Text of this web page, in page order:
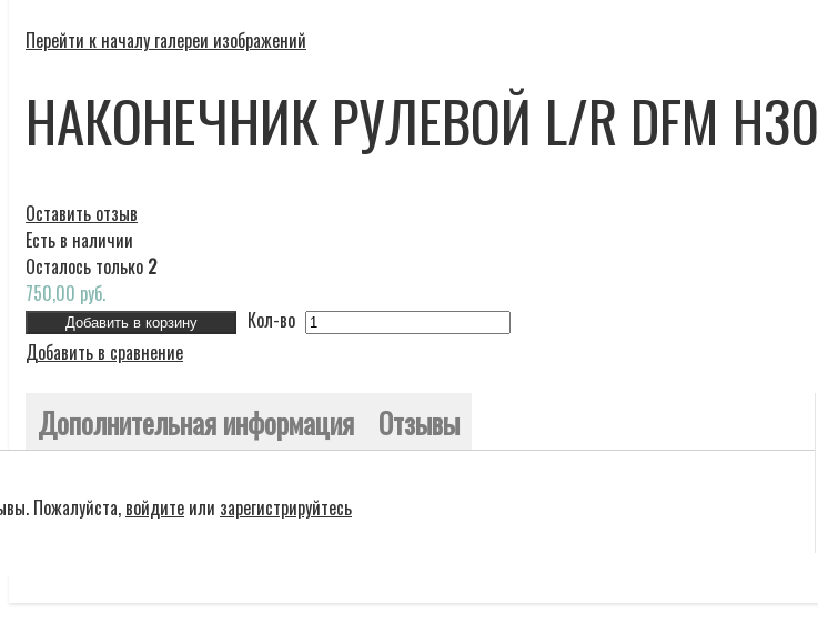
Перейти к началу галереи изображений
НАКОНЕЧНИК РУЛЕВОЙ L/R DFM H30
Оставить отзыв
Есть в наличии
Осталось только 2
750,00 руб.
Кол-во
Добавить в корзину
Добавить в сравнение
Дополнительная информация Отзывы
Пожалуйста, войдите или зарегистрируйтесь